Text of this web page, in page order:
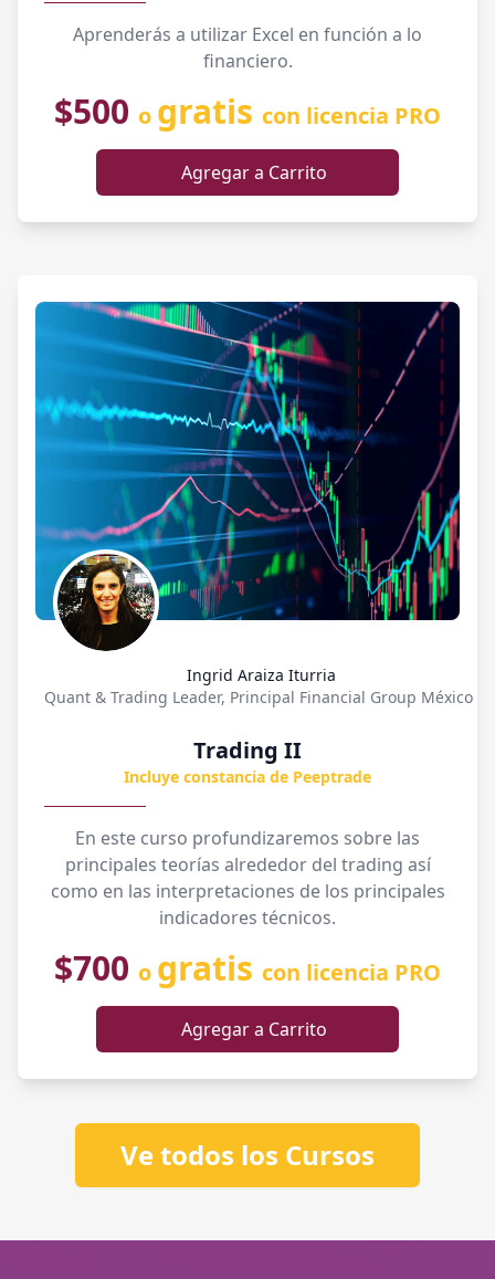
Aprenderás a utilizar Excel en función a lo
financiero.
$500 o gratis con licencia PRO
Agregar a Carrito
Ingrid Araiza Iturria
Quant & Trading Leader, Principal Financial Group México
Trading II
Incluye constancia de Peeptrade
En este curso profundizaremos sobre las
principales teorías alrededor del trading así
como en las interpretaciones de los principales
indicadores técnicos.
$700 o gratis con licencia PRO
Agregar a Carrito
Ve todos los Cursos